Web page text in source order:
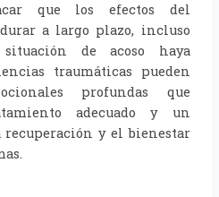
que los efectos del
a largo plazo, incluso
de acoso haya
traumáticas pueden
profundas que
adecuado y un
y el bienestar